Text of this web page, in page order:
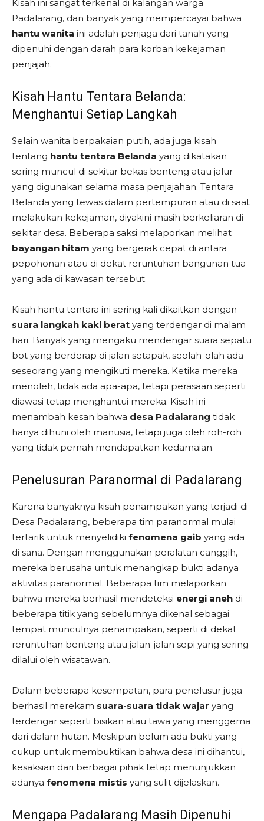
Kisah ini sangat terkenal di kalangan warga
Padalarang, dan banyak yang mempercayai bahwa
hantu wanita ini adalah penjaga dari tanah yang
dipenuhi dengan darah para korban kekejaman
penjajah.
Kisah Hantu Tentara Belanda:
Menghantui Setiap Langkah
Selain wanita berpakaian putih, ada juga kisah
tentang hantu tentara Belanda yang dikatakan
sering muncul di sekitar bekas benteng atau jalur
yang digunakan selama masa penjajahan. Tentara
Belanda yang tewas dalam pertempuran atau di saat
melakukan kekejaman, diyakini masih berkeliaran di
sekitar desa. Beberapa saksi melaporkan melihat
bayangan hitam yang bergerak cepat di antara
pepohonan atau di dekat reruntuhan bangunan tua
yang ada di kawasan tersebut.
Kisah hantu tentara ini sering kali dikaitkan dengan
suara langkah kaki berat yang terdengar di malam
hari. Banyak yang mengaku mendengar suara sepatu
bot yang berderap di jalan setapak, seolah-olah ada
seseorang yang mengikuti mereka. Ketika mereka
menoleh, tidak ada apa-apa, tetapi perasaan seperti
diawasi tetap menghantui mereka. Kisah ini
menambah kesan bahwa desa Padalarang tidak
hanya dihuni oleh manusia, tetapi juga oleh roh-roh
yang tidak pernah mendapatkan kedamaian.
Penelusuran Paranormal di Padalarang
Karena banyaknya kisah penampakan yang terjadi di
Desa Padalarang, beberapa tim paranormal mulai
tertarik untuk menyelidiki fenomena gaib yang ada
di sana. Dengan menggunakan peralatan canggih,
mereka berusaha untuk menangkap bukti adanya
aktivitas paranormal. Beberapa tim melaporkan
bahwa mereka berhasil mendeteksi energi aneh di
beberapa titik yang sebelumnya dikenal sebagai
tempat munculnya penampakan, seperti di dekat
reruntuhan benteng atau jalan-jalan sepi yang sering
dilalui oleh wisatawan.
Dalam beberapa kesempatan, para penelusur juga
berhasil merekam suara-suara tidak wajar yang
terdengar seperti bisikan atau tawa yang menggema
dari dalam hutan. Meskipun belum ada bukti yang
cukup untuk membuktikan bahwa desa ini dihantui,
kesaksian dari berbagai pihak tetap menunjukkan
adanya fenomena mistis yang sulit dijelaskan.
Mengapa Padalarang Masih Dipenuhi